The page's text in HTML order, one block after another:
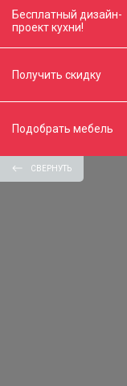
Бесплатный дизайн-
проект кухни!
Получить скидку
Подобрать мебель
СВЕРНУТЬ